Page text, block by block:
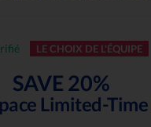
LE CHOIX DE L'ÉQUIPE
SAVE 20%
Limited-